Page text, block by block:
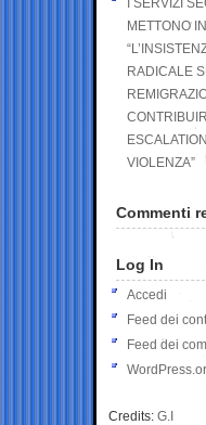
I SERVIZI
METTONO
RADICALE
VIOLENZA”
Commenti
Log In
Accedi
Feed dei
Feed dei
Credits: G.I